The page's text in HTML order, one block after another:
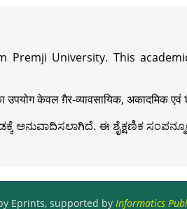
Premji University. This
केवल ग़ैर-व्यावसायिक, अकादमिक एवं
ಈ ಶೈಕ್ಷಣಿಕ
Eprints, supported by Informatics